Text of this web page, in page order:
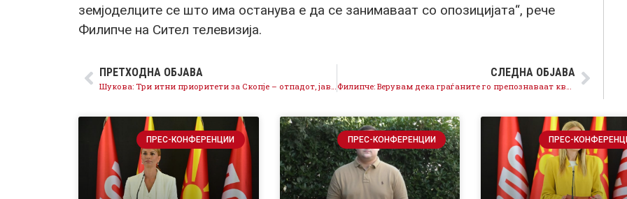
земјоделците се што има останува е да се занимаваат со опозицијата“, рече
Филипче на Сител телевизија.
ПРЕТХОДНА ОБЈАВА СЛЕДНА ОБЈАВА
ПРЕС-КОНФЕРЕНЦИИ ПРЕС-КОНФЕРЕНЦИИ ПРЕС-